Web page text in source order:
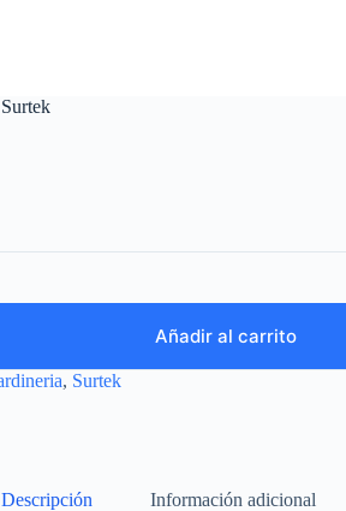
Añadir al carrito
, Surtek
Descripción Información adicional